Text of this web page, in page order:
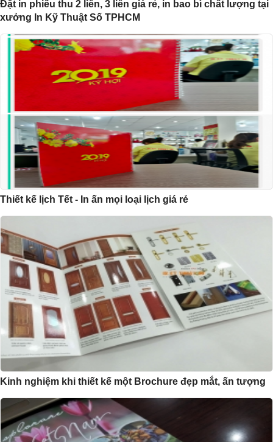
Đặt in phiếu thu 2 liên, 3 liên giá rẻ, in bao bì chất lượng tại
xưởng In Kỹ Thuật Số TPHCM
Thiết kế lịch Tết - In ấn mọi loại lịch giá rẻ
Kinh nghiệm khi thiết kế một Brochure đẹp mắt, ấn tượng